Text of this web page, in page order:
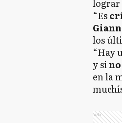
lograr
“Es
los
“Hay
y si
en la
Ads